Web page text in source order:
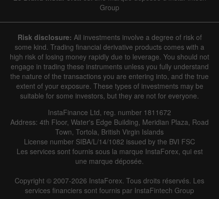
Group
Risk disclosure: All investments involve a degree of risk of
some kind. Trading financial derivative products comes with a
high risk of losing money rapidly due to leverage. You should not
engage in trading these instruments unless you fully understand
the nature of the transactions you are entering into, and the true
extent of your exposure. These types of investments may be
suitable for some investors, but they are not for everyone.
InstaFinance Ltd, reg. number 1811672
Address: 4th Floor, Water's Edge Building, Meridian Plaza, Road
Town, Tortola, British Virgin Islands
License number SIBA/L/14/1082 issued by the BVI FSC
Les services sont fournis sous la marque InstaForex, qui est
une marque déposée.
Copyright © 2007-2026 InstaForex. Tous droits réservés. Les
services financiers sont fournis par InstaFintech Group